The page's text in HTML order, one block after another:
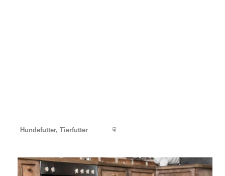
Hundefutter, Tierfutter ☟